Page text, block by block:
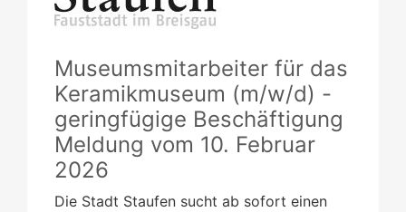
Museumsmitarbeiter für das
Keramikmuseum (m/w/d) -
geringfügige Beschäftigung
Meldung vom 10. Februar
2026
Die Stadt Staufen sucht ab sofort einen